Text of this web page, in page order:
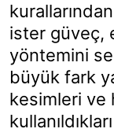
ister güveç,
yöntemini
büyük fark
kesimleri ve